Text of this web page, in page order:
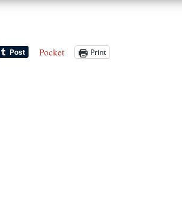
Pocket Print